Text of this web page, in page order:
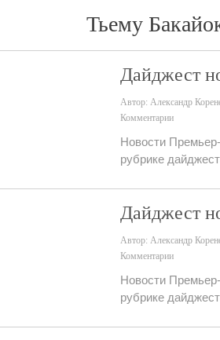
Тьему
Дайджест
Автор: Александр
Комментарии
Новости
рубрике
Дайджест
Автор: Александр
Комментарии
Новости
рубрике